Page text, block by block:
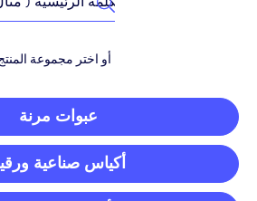
أو اختر مجموعة
عبوات مرنة
أكياس صناعية